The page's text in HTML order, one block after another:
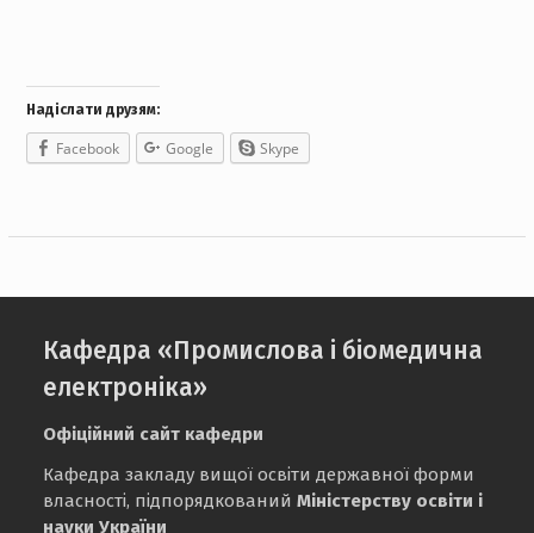
Надіслати друзям:
Facebook Google Skype
Кафедра «Промислова і біомедична
електроніка»
Офіційний сайт кафедри
Кафедра закладу вищої освіти державної форми
власності, підпорядкованийМіністерству освіти і
науки України